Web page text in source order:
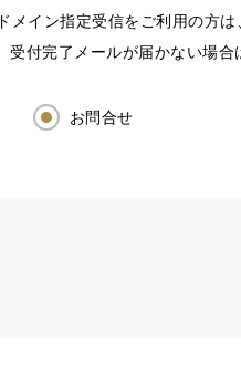
ドメイン指定受信をご利用の方
受付完了メールが届かない場合
お問合せ